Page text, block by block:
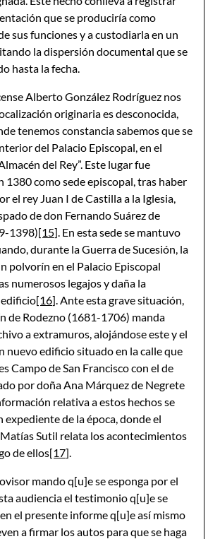
que se produciría como
sus funciones y a custodiarla en un
la dispersión documental que se
hasta la fecha.
Alberto González Rodríguez nos
originaria es desconocida,
tenemos constancia sabemos que se
del Palacio Episcopal, en el
del Rey”. Este lugar fue
1380 como sede episcopal, tras haber
el rey Juan I de Castilla a la Iglesia,
de don Fernando Suárez de
1398)[15]. En esta sede se mantuvo
durante la Guerra de Sucesión, la
polvorín en el Palacio Episcopal
numerosos legajos y daña la
[16]. Ante esta grave situación,
de Rodezno (1681-1706) manda
a extramuros, alojándose este y el
nuevo edificio situado en la calle que
Campo de San Francisco con el de
por doña Ana Márquez de Negrete
relativa a estos hechos se
expediente de la época, donde el
Sutil relata los acontecimientos
de ellos[17].
mando q[u]e se esponga por el
audiencia el testimonio q[u]e se
el presente informe q[u]e así mismo
a firmar los autos para que se haga